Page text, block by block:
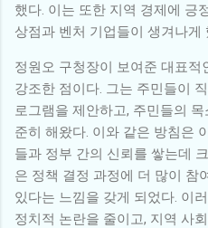
했다. 이는 또한 지역 경제에 긍
상점과 벤처 기업들이 생겨나게
정원오 구청장이 보여준 대표
강조한 점이다. 그는 주민들이
로그램을 제안하고, 주민들의
준히 해왔다. 이와 같은 방침은
들과 정부 간의 신뢰를 쌓는데
은 정책 결정 과정에 더 많이 참
있다는 느낌을 갖게 되었다. 이
정치적 논란을 줄이고, 지역 사